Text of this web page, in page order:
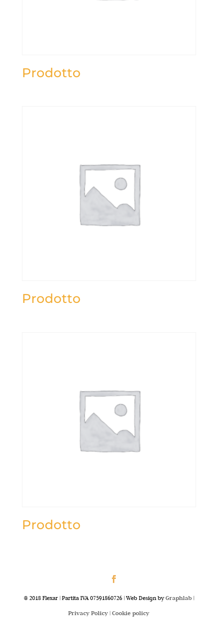
Prodotto
Prodotto
Prodotto
@ 2018 Flexar | Partita IVA 07591860726 | Web Design byGraphlab|
Privacy Policy |Cookie policy